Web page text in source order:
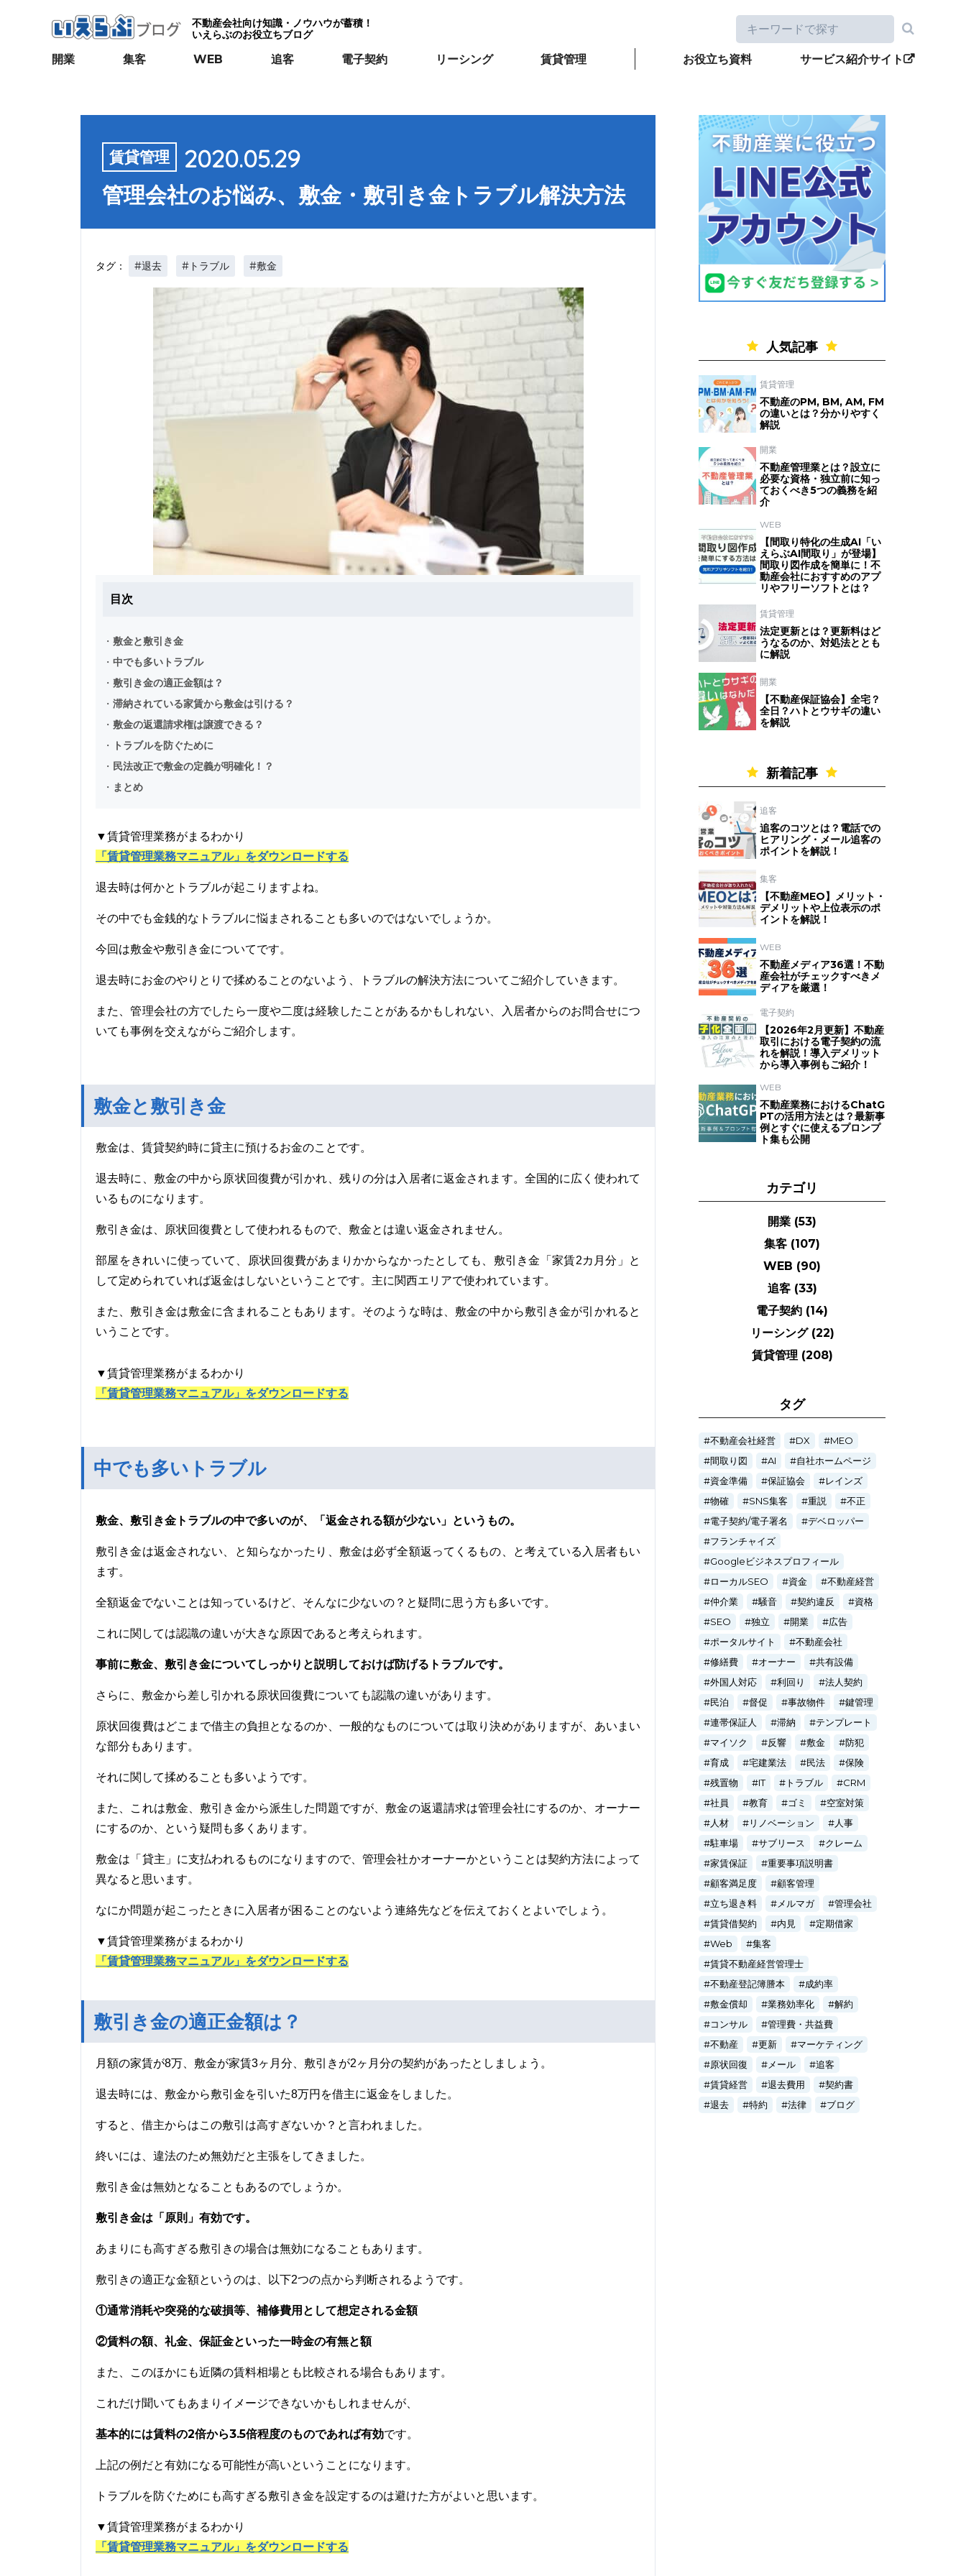
不動産会社向け知識・ノウハウが蓄積！
いえらぶのお役立ちブログ
開業 集客 WEB 追客 電子契約 リーシング 賃貸管理 お役立ち資料 サービス紹介サイト
賃貸管理 2020.05.29
管理会社のお悩み、敷金・敷引き金トラブル解決方法
タグ： #退去 #トラブル #敷金
目次
・ 敷金と敷引き金
・ 中でも多いトラブル
・ 敷引き金の適正金額は？
・ 滞納されている家賃から敷金は引ける？
・ 敷金の返還請求権は譲渡できる？
・ トラブルを防ぐために
・ 民法改正で敷金の定義が明確化！？
・ まとめ
▼賃貸管理業務がまるわかり
「賃貸管理業務マニュアル」をダウンロードする
退去時は何かとトラブルが起こりますよね。
その中でも金銭的なトラブルに悩まされることも多いのではないでしょうか。
今回は敷金や敷引き金についてです。
退去時にお金のやりとりで揉めることのないよう、トラブルの解決方法についてご紹介していきます。
また、管理会社の方でしたら一度や二度は経験したことがあるかもしれない、入居者からのお問合せにつ
いても事例を交えながらご紹介します。
敷金と敷引き金
敷金は、賃貸契約時に貸主に預けるお金のことです。
退去時に、敷金の中から原状回復費が引かれ、残りの分は入居者に返金されます。全国的に広く使われて
いるものになります。
敷引き金は、原状回復費として使われるもので、敷金とは違い返金されません。
部屋をきれいに使っていて、原状回復費があまりかからなかったとしても、敷引き金「家賃2カ月分」と
して定められていれば返金はしないということです。主に関西エリアで使われています。
また、敷引き金は敷金に含まれることもあります。そのような時は、敷金の中から敷引き金が引かれると
いうことです。
▼賃貸管理業務がまるわかり
「賃貸管理業務マニュアル」をダウンロードする
中でも多いトラブル
敷金、敷引き金トラブルの中で多いのが、「返金される額が少ない」というもの。
敷引き金は返金されない、と知らなかったり、敷金は必ず全額返ってくるもの、と考えている入居者もい
ます。
全額返金でないことは知っているけど、そんなに少ないの？と疑問に思う方も多いです。
これに関しては認識の違いが大きな原因であると考えられます。
事前に敷金、敷引き金についてしっかりと説明しておけば防げるトラブルです。
さらに、敷金から差し引かれる原状回復費についても認識の違いがあります。
原状回復費はどこまで借主の負担となるのか、一般的なものについては取り決めがありますが、あいまい
な部分もあります。
それに関して揉めることも多いようです。
また、これは敷金、敷引き金から派生した問題ですが、敷金の返還請求は管理会社にするのか、オーナー
にするのか、という疑問も多くあります。
敷金は「貸主」に支払われるものになりますので、管理会社かオーナーかということは契約方法によって
異なると思います。
なにか問題が起こったときに入居者が困ることのないよう連絡先などを伝えておくとよいでしょう。
▼賃貸管理業務がまるわかり
「賃貸管理業務マニュアル」をダウンロードする
敷引き金の適正金額は？
月額の家賃が8万、敷金が家賃3ヶ月分、敷引きが2ヶ月分の契約があったとしましょう。
退去時には、敷金から敷引金を引いた8万円を借主に返金をしました。
すると、借主からはこの敷引は高すぎないか？と言われました。
終いには、違法のため無効だと主張をしてきました。
敷引き金は無効となることもあるのでしょうか。
敷引き金は「原則」有効です。
あまりにも高すぎる敷引きの場合は無効になることもあります。
敷引きの適正な金額というのは、以下2つの点から判断されるようです。
①通常消耗や突発的な破損等、補修費用として想定される金額
②賃料の額、礼金、保証金といった一時金の有無と額
また、このほかにも近隣の賃料相場とも比較される場合もあります。
これだけ聞いてもあまりイメージできないかもしれませんが、
基本的には賃料の2倍から3.5倍程度のものであれば有効です。
上記の例だと有効になる可能性が高いということになります。
トラブルを防ぐためにも高すぎる敷引き金を設定するのは避けた方がよいと思います。
▼賃貸管理業務がまるわかり
「賃貸管理業務マニュアル」をダウンロードする
人気記事
賃貸管理
不動産のPM, BM, AM, FM
の違いとは？分かりやすく
解説
開業
不動産管理業とは？設立に
必要な資格・独立前に知っ
ておくべき5つの義務を紹
介
WEB
【間取り特化の生成AI「い
えらぶAI間取り」が登場】
間取り図作成を簡単に！不
動産会社におすすめのアプ
リやフリーソフトとは？
賃貸管理
法定更新とは？更新料はど
うなるのか、対処法ととも
に解説
開業
【不動産保証協会】全宅？
全日？ハトとウサギの違い
を解説
新着記事
追客
追客のコツとは？電話での
ヒアリング・メール追客の
ポイントを解説！
集客
【不動産MEO】メリット・
デメリットや上位表示のポ
イントを解説！
WEB
不動産メディア36選！不動
産会社がチェックすべきメ
ディアを厳選！
電子契約
【2026年2月更新】不動産
取引における電子契約の流
れを解説！導入デメリット
から導入事例もご紹介！
WEB
不動産業務におけるChatG
PTの活用方法とは？最新事
例とすぐに使えるプロンプ
ト集も公開
カテゴリ
開業 (53)
集客 (107)
WEB (90)
追客 (33)
電子契約 (14)
リーシング (22)
賃貸管理 (208)
タグ
不動産会社経営 DX
MEO
間取り図
AI
自社ホームページ
資金準備
保証協会
レインズ
物確
SNS集客 重説
不正
電子契約/電子署名
デベロッパー
フランチャイズ
Googleビジネスプロフィール
ローカルSEO
資金
不動産経営
仲介業
騒音 契約違反
資格
SEO
独立 開業
広告
ポータルサイト
不動産会社
修繕費
オーナー
共有設備
外国人対応
利回り
法人契約
民泊
督促 事故物件
鍵管理
連帯保証人
滞納
テンプレート
マイソク
反響 敷金
防犯
育成
宅建業法 民法
保険
残置物
IT トラブル
CRM
社員
教育 ゴミ
空室対策
人材
リノベーション
人事
駐車場
サブリース
クレーム
家賃保証
重要事項説明書
顧客満足度
顧客管理
立ち退き料
メルマガ
管理会社
賃貸借契約
内見
定期借家
Web
集客
賃貸不動産経営管理士
不動産登記簿謄本
成約率
敷金償却
業務効率化
解約
コンサル
管理費・共益費
不動産
更新
マーケティング
原状回復
メール
追客
賃貸経営
退去費用
契約書
退去
特約 法律 ブログ